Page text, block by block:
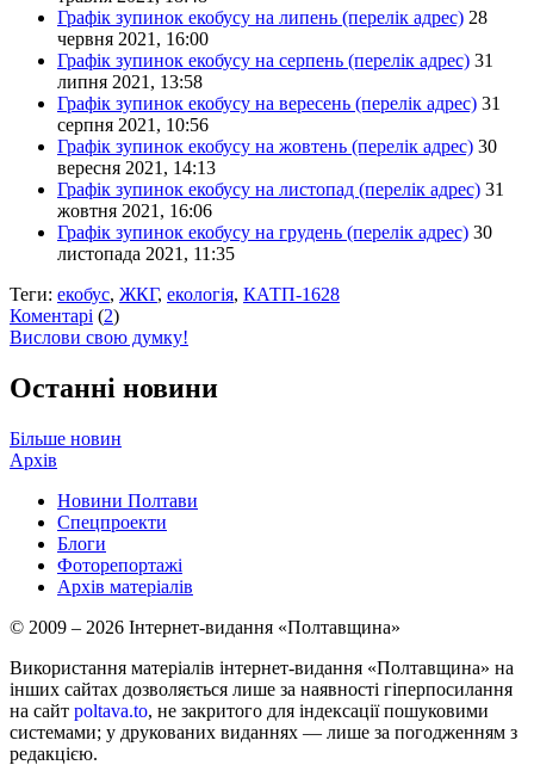
Графік зупинок екобусу на липень (перелік адрес) 28
червня 2021, 16:00
Графік зупинок екобусу на серпень (перелік адрес) 31
липня 2021, 13:58
Графік зупинок екобусу на вересень (перелік адрес) 31
серпня 2021, 10:56
Графік зупинок екобусу на жовтень (перелік адрес) 30
вересня 2021, 14:13
Графік зупинок екобусу на листопад (перелік адрес) 31
жовтня 2021, 16:06
Графік зупинок екобусу на грудень (перелік адрес) 30
листопада 2021, 11:35
Теги: екобус, ЖКГ, екологія, КАТП-1628
Коментарі (2)
Вислови свою думку!
Останні новини
Більше новин
Архів
Новини Полтави
Спецпроекти
Блоги
Фоторепортажі
Архів матеріалів
© 2009 – 2026 Інтернет-видання «Полтавщина»
Використання матеріалів інтернет-видання «Полтавщина» на
інших сайтах дозволяється лише за наявності гіперпосилання
на сайт poltava.to, не закритого для індексації пошуковими
системами; у друкованих виданнях — лише за погодженням з
редакцією.